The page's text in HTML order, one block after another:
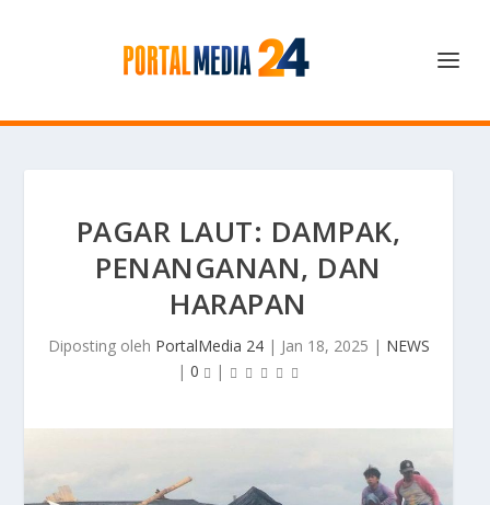
PAGAR LAUT: DAMPAK,
PENANGANAN, DAN
HARAPAN
Diposting oleh PortalMedia 24| Jan 18, 2025 | NEWS
| 0 |